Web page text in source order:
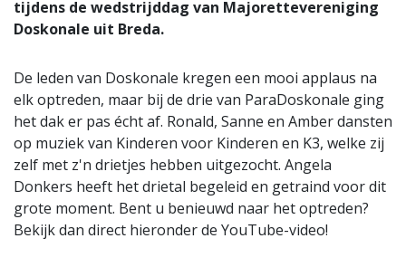
tijdens de wedstrijddag van Majorettevereniging
Doskonale uit Breda.
De leden van Doskonale kregen een mooi applaus na
elk optreden, maar bij de drie van ParaDoskonale ging
het dak er pas écht af. Ronald, Sanne en Amber dansten
op muziek van Kinderen voor Kinderen en K3, welke zij
zelf met z'n drietjes hebben uitgezocht. Angela
Donkers heeft het drietal begeleid en getraind voor dit
grote moment. Bent u benieuwd naar het optreden?
Bekijk dan direct hieronder de YouTube-video!